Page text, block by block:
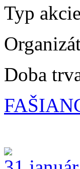
Typ
Doba